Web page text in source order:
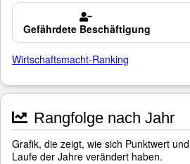
Gefährdete Beschäftigung
Wirtschaftsmacht-Ranking
Rangfolge nach Jahr
Grafik, die zeigt, wie sich Punktwert
Laufe der Jahre verändert haben.